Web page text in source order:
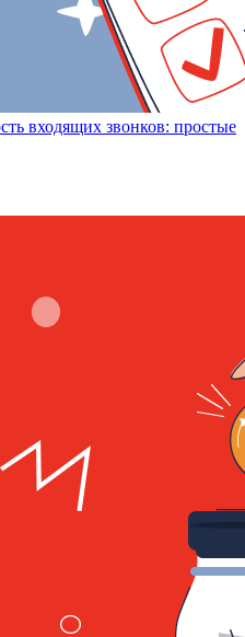
входящих звонков: простые